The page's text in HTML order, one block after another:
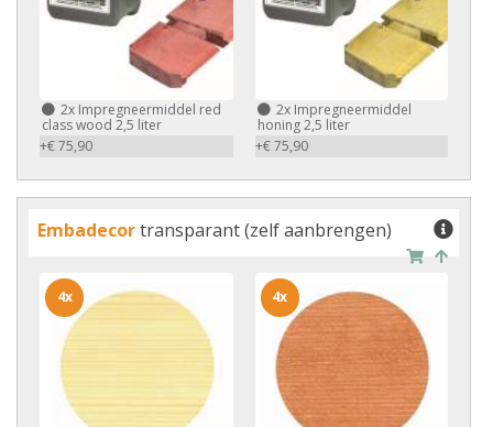
2x Impregneermiddel red
class wood 2,5 liter
+€ 75,90
2xImpregneermiddel
honing 2,5 liter
+€ 75,90
Embadecortransparant (zelf aanbrengen)
4x 4x